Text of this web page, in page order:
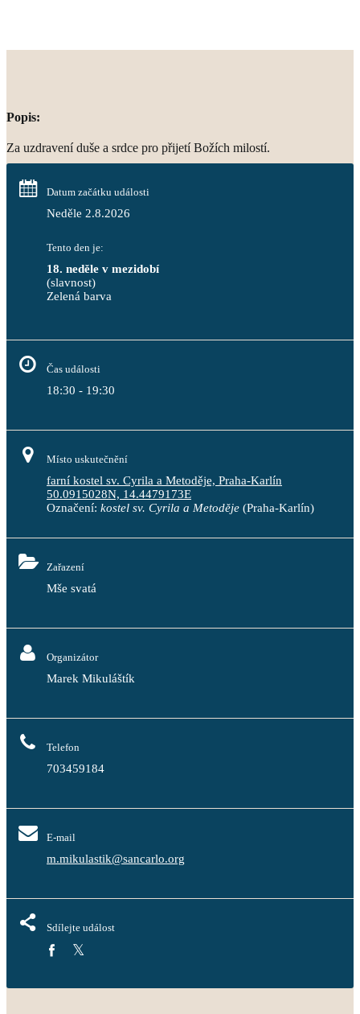
Popis:
Za uzdravení duše a srdce pro přijetí Božích milostí.
Datum začátku události
Neděle 2.8.2026
Tento den je:
18. neděle v mezidobí
(slavnost)
Zelená barva
Čas události
18:30 - 19:30
Místo uskutečnění
farní kostel sv. Cyrila a Metoděje, Praha-Karlín
50.0915028N, 14.4479173E
Označení: kostel sv. Cyrila a Metoděje (Praha-Karlín)
Zařazení
Mše svatá
Organizátor
Marek Mikuláštík
Telefon
703459184
E-mail
m.mikulastik@sancarlo.org
Sdílejte událost